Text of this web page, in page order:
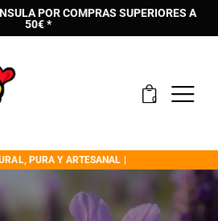
POR COMPRAS SUPERIORES A
50€ *
0
PURA Y ARTESANAL |